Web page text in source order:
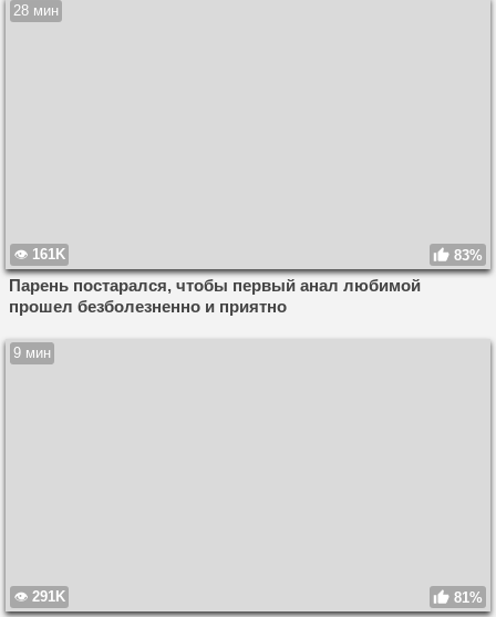
28 мин
161K 83%
Парень постарался, чтобы первый анал любимой
прошел безболезненно и приятно
9 мин
291K 81%